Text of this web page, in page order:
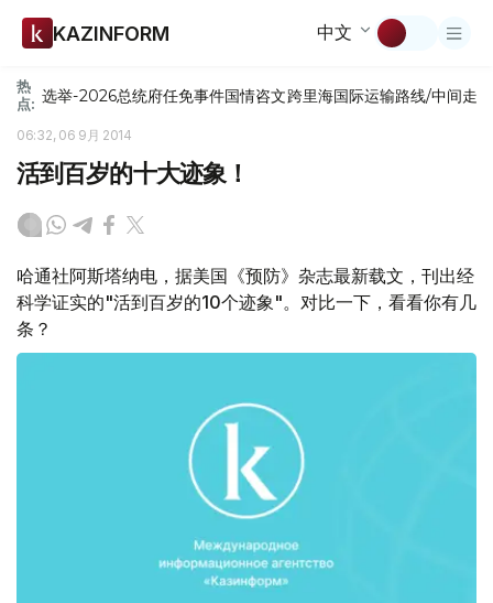
KAZINFORM 中文
热
点: 选举-2026总统府任免事件国情咨文跨里海国际运输路线/中间走廊
06:32, 06 9月 2014
活到百岁的十大迹象！
哈通社阿斯塔纳电，据美国《预防》杂志最新载文，刊出经
科学证实的"活到百岁的10个迹象"。对比一下，看看你有几
条？